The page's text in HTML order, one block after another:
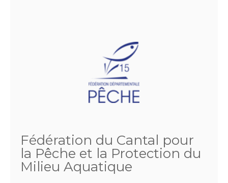
Fédération du Cantal pour
la Pêche et la Protection du
Milieu Aquatique